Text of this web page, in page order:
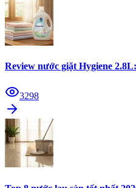
Review nước giặt Hygiene
3298